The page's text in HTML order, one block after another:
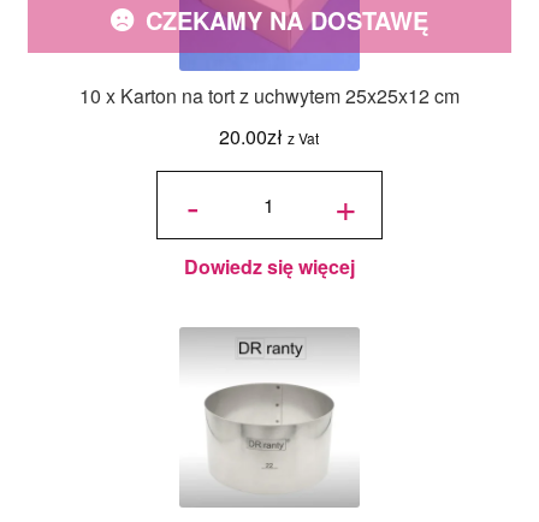
10 x Karton na tort z uchwytem 25x25x12 cm
20.00zł z Vat
CZEKAMY NA DOSTAWĘ
-
ilość 10 x
uchwytem
25x25x12
cm +
Dowiedz się więcej